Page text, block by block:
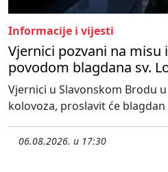
Informacije i vijesti
Vjernici pozvani na misu
povodom blagdana sv.
Vjernici u Slavonskom Brodu
kolovoza, proslavit će blagdan
06.08.2026. u 17:30